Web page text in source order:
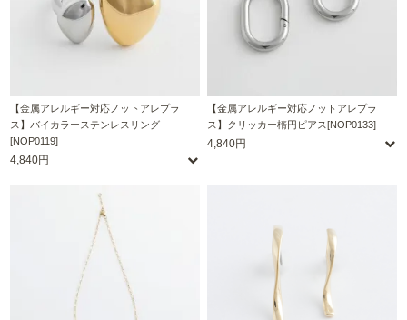
【金属アレルギー対応ノットアレプラ
ス】バイカラーステンレスリング
[NOP0119]
4,840円
【金属アレルギー対応ノットアレプラ
ス】クリッカー楕円ピアス[NOP0133]
4,840円